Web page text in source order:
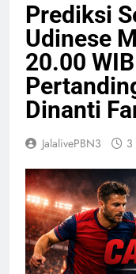
Prediksi
Udinese
20.00
Dinanti
JalalivePBN3 3